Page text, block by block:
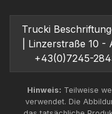
Trucki
| Linzerstraße 10
+43(0)7245-
Hinweis: Teilweise
verwendet. Die